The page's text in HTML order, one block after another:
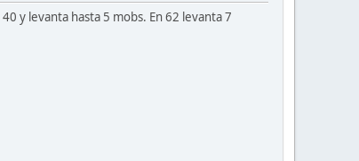
y levanta hasta 5 mobs. En 62 levanta 7